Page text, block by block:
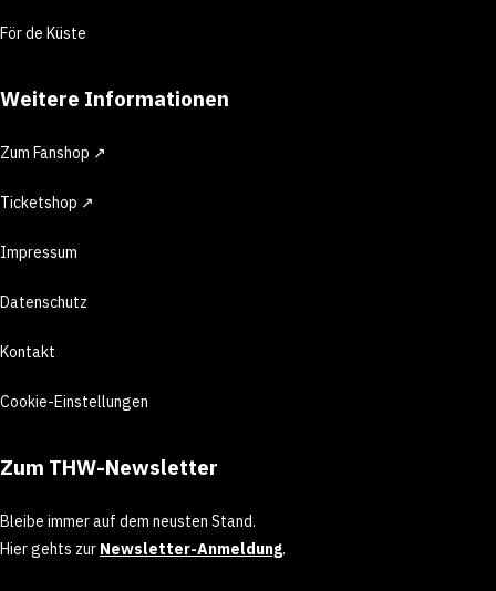
För de Küste
Weitere Informationen
Zum Fanshop ↗
Ticketshop ↗
Impressum
Datenschutz
Kontakt
Cookie-Einstellungen
Zum THW-Newsletter
Bleibe immer auf dem neusten Stand.
Hier gehts zur Newsletter-Anmeldung.